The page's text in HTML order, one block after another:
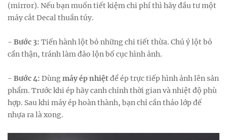
(mirror). Nếu bạn muốn tiết kiệm chi phí thì hãy đầu tư một
máy cắt Decal thuần túy.
- Bước 3: Tiến hành lột bỏ những chi tiết thừa. Chú ý lột bỏ
cẩn thận, tránh làm đảo lộn bố cục hình ảnh.
- Bước 4: Dùngmáy ép nhiệtđể ép trực tiếp hình ảnh lên sản
phẩm. Trước khi ép hãy canh chỉnh thời gian và nhiệt độ phù
hợp. Sau khi máy ép hoàn thành, bạn chỉ cần tháo lớp đế
nhựa ra là xong.